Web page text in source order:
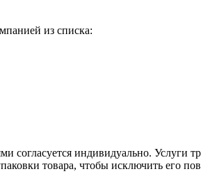
из списка:
согласуется индивидуально. Услуги
товара, чтобы исключить его